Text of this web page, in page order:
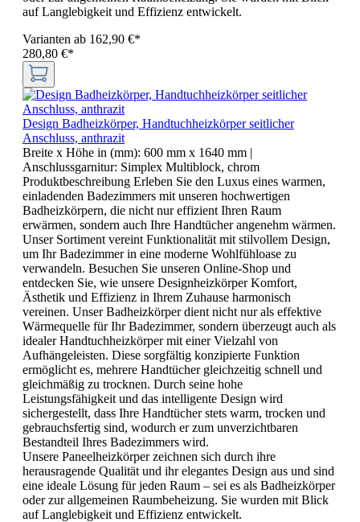
auf Langlebigkeit und Effizienz entwickelt.
Varianten ab 162,90 €*
280,80 €*
Design Badheizkörper, Handtuchheizkörper seitlicher
Anschluss, anthrazit
Breite x Höhe in (mm): 600 mm x 1640 mm |
Anschlussgarnitur: Simplex Multiblock, chrom
Produktbeschreibung Erleben Sie den Luxus eines warmen,
einladenden Badezimmers mit unseren hochwertigen
Badheizkörpern, die nicht nur effizient Ihren Raum
erwärmen, sondern auch Ihre Handtücher angenehm wärmen.
Unser Sortiment vereint Funktionalität mit stilvollem Design,
um Ihr Badezimmer in eine moderne Wohlfühloase zu
verwandeln. Besuchen Sie unseren Online-Shop und
entdecken Sie, wie unsere Designheizkörper Komfort,
Ästhetik und Effizienz in Ihrem Zuhause harmonisch
vereinen. Unser Badheizkörper dient nicht nur als effektive
Wärmequelle für Ihr Badezimmer, sondern überzeugt auch als
idealer Handtuchheizkörper mit einer Vielzahl von
Aufhängeleisten. Diese sorgfältig konzipierte Funktion
ermöglicht es, mehrere Handtücher gleichzeitig schnell und
gleichmäßig zu trocknen. Durch seine hohe
Leistungsfähigkeit und das intelligente Design wird
sichergestellt, dass Ihre Handtücher stets warm, trocken und
gebrauchsfertig sind, wodurch er zum unverzichtbaren
Bestandteil Ihres Badezimmers wird.
Unsere Paneelheizkörper zeichnen sich durch ihre
herausragende Qualität und ihr elegantes Design aus und sind
eine ideale Lösung für jeden Raum – sei es als Badheizkörper
oder zur allgemeinen Raumbeheizung. Sie wurden mit Blick
auf Langlebigkeit und Effizienz entwickelt.